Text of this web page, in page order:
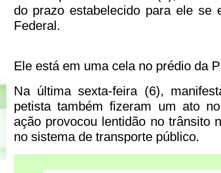
do prazo estabelecido para ele se
Federal.
Ele está em uma cela no prédio da
Na última sexta-feira (6),
petista também fizeram um ato
ação provocou lentidão no trânsito
no sistema de transporte público.